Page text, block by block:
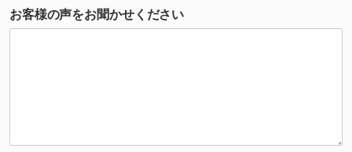
お客様の声をお聞かせください